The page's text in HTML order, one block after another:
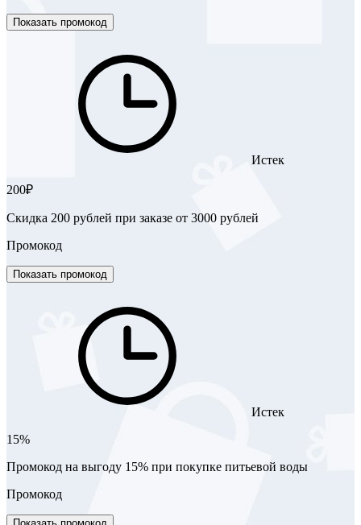
Показать промокод
Истек
200₽
Скидка 200 рублей при заказе от 3000 рублей
Промокод
Показать промокод
Истек
15%
Промокод на выгоду 15% при покупке питьевой воды
Промокод